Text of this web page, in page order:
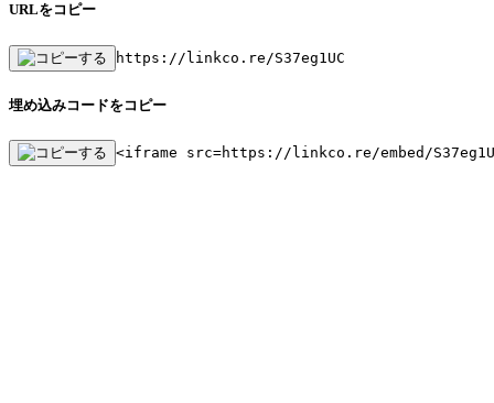
URLをコピー
https://linkco.re/S37eg1UC
埋め込みコードをコピー
<iframe src=https://linkco.re/embed/